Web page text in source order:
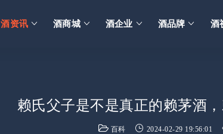
酒资讯 酒商城 酒企业 酒品牌 酒
赖氏父子是不是真正的赖茅酒
百科 2024-02-29 19:56:01